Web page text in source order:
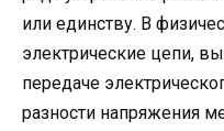
или единству. В
электрические цепи,
передаче
разности напряжения